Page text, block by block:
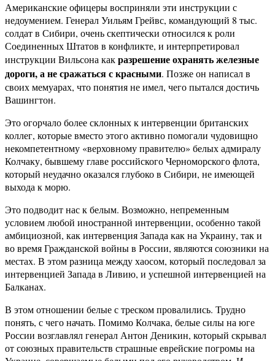
Американские офицеры восприняли эти инструкции с
недоумением. Генерал Уильям Грейвс, командующий 8 тыс.
солдат в Сибири, очень скептически относился к роли
Соединенных Штатов в конфликте, и интерпретировал
инструкции Вильсона какразрешение охранять железные
дороги, а не сражаться с красными. Позже он написал в
своих мемуарах, что понятия не имел, чего пытался достичь
Вашингтон.
Это огорчало более склонных к интервенции британских
коллег, которые вместо этого активно помогали чудовищно
некомпетентному «верховному правителю» белых адмиралу
Колчаку, бывшему главе российского Черноморского флота,
который неудачно оказался глубоко в Сибири, не имеющей
выхода к морю.
Это подводит нас к белым. Возможно, непременным
условием любой иностранной интервенции, особенно такой
амбициозной, как интервенция Запада как на Украину, так и
во время Гражданской войны в России, являются союзники на
местах. В этом разница между хаосом, который последовал за
интервенцией Запада в Ливию, и успешной интервенцией на
Балканах.
В этом отношении белые с треском провалились. Трудно
понять, с чего начать. Помимо Колчака, белые силы на юге
России возглавлял генерал Антон Деникин, который скрывал
от союзных правительств страшные еврейские погромы на